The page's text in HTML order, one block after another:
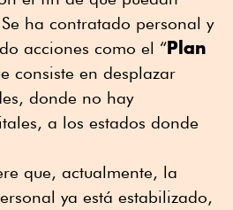
ha contratado personal y
acciones como el “Plan
consiste en desplazar
donde no hay
a los estados donde
que, actualmente, la
ya está estabilizado,